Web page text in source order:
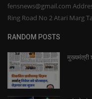
fensnews@gmail.com
Ring Road No 2 Atari Marg
RANDOM POSTS
मुख्यमंत्री